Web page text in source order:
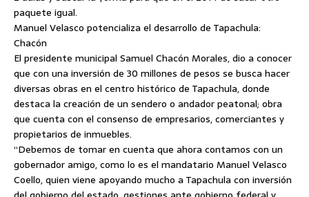
paquete igual.
Manuel Velasco potencializa el desarrollo de Tapachula:
Chacón
El presidente municipal Samuel Chacón Morales, dio a conocer
que con una inversión de 30 millones de pesos se busca hacer
diversas obras en el centro histórico de Tapachula, donde
destaca la creación de un sendero o andador peatonal; obra
que cuenta con el consenso de empresarios, comerciantes y
propietarios de inmuebles.
“Debemos de tomar en cuenta que ahora contamos con un
gobernador amigo, como lo es el mandatario Manuel Velasco
Coello, quien viene apoyando mucho a Tapachula con inversión